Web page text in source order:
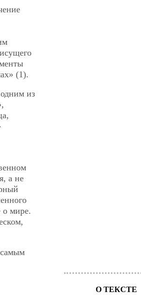
(1).
из
а не
о мире.
О ТЕКСТЕ